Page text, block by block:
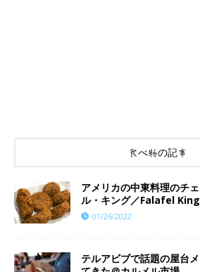
食べ物の記事
アメリカの中東料理のチ
ル・キング／Falafel
01/26/2022
テルアビブで話題の屋台